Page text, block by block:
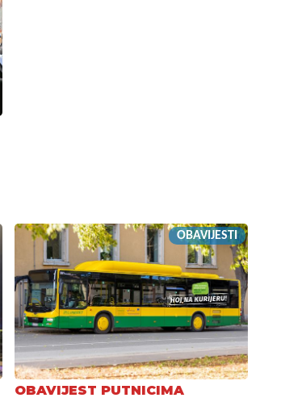
OBAVIJESTI
OBAVIJEST PUTNICIMA